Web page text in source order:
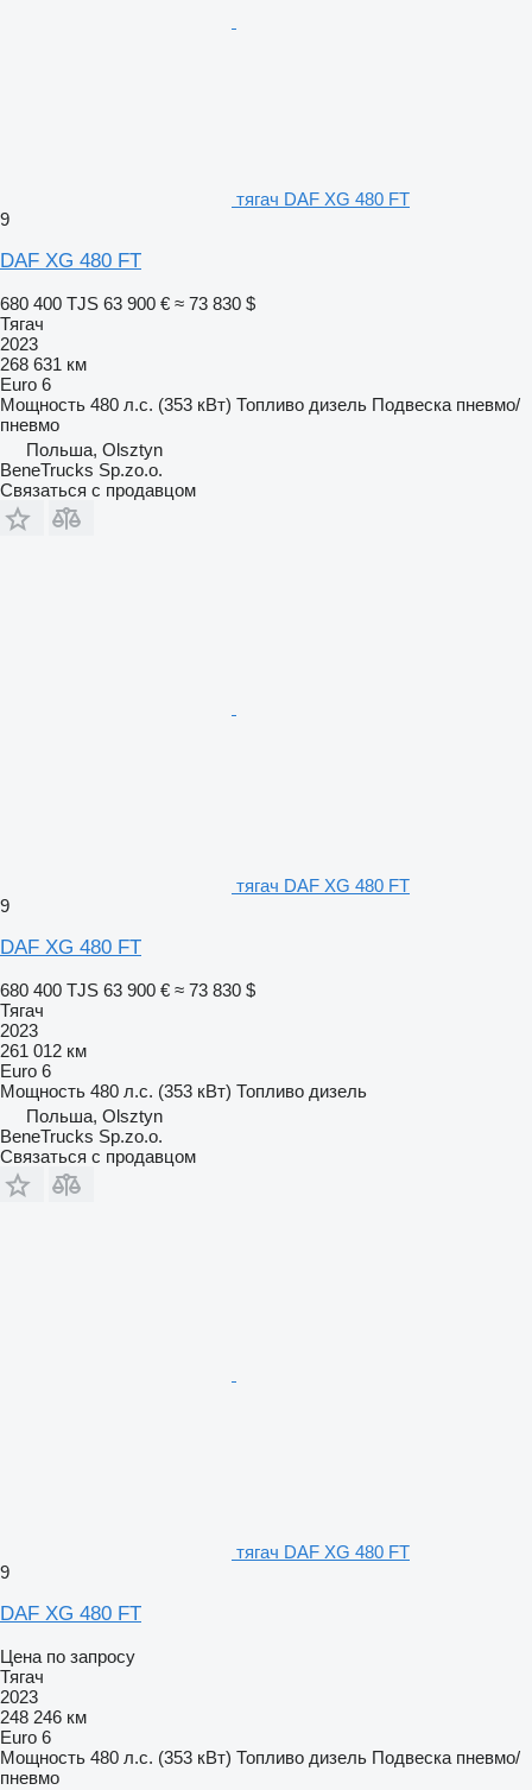
тягач DAF XG 480 FT
9
DAF XG 480 FT
680 400 TJS 63 900 € ≈ 73 830 $
Тягач
2023
268 631 км
Euro 6
Мощность 480 л.с. (353 кВт) Топливо дизель Подвеска пневмо/
пневмо
Польша, Olsztyn
BeneTrucks Sp.zo.o.
Связаться с продавцом
тягач DAF XG 480 FT
9
DAF XG 480 FT
680 400 TJS 63 900 € ≈ 73 830 $
Тягач
2023
261 012 км
Euro 6
Мощность 480 л.с. (353 кВт) Топливо дизель
Польша, Olsztyn
BeneTrucks Sp.zo.o.
Связаться с продавцом
тягач DAF XG 480 FT
9
DAF XG 480 FT
Цена по запросу
Тягач
2023
248 246 км
Euro 6
Мощность 480 л.с. (353 кВт) Топливо дизель Подвеска пневмо/
пневмо